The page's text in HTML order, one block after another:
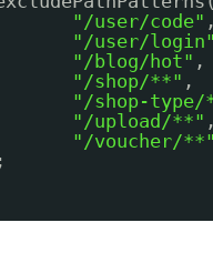
"/user/code"
"/user/
"/blog/hot" ,
"/shop/**" ,
"/shop-
"/upload/**"
"/voucher/